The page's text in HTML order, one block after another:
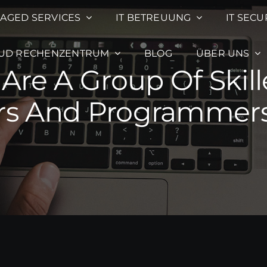
SERVICES IT BETREUUNG IT
RECHENZENTRUM BLOG ÜBER UNS
SERVICES IT BETREUUNG IT
RECHENZENTRUM BLOG ÜBER UNS
A Group Of
And